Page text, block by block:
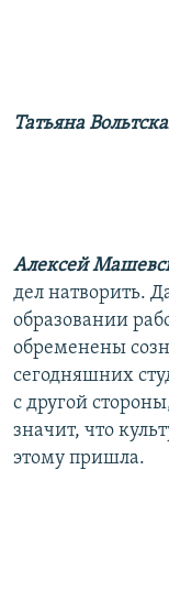
Татьяна
Алексей
дел натворить.
образовании
обременены
сегодняшних
с другой
значит, что
этому пришла.